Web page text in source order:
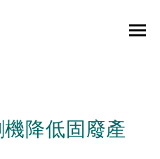
降低固廢產